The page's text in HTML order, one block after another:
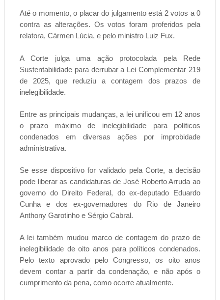
Até o momento, o placar do julgamento está 2 votos a 0
contra as alterações. Os votos foram proferidos pela
relatora, Cármen Lúcia, e pelo ministro Luiz Fux.
A Corte julga uma ação protocolada pela Rede
Sustentabilidade para derrubar a Lei Complementar 219
de 2025, que reduziu a contagem dos prazos de
inelegibilidade.
Entre as principais mudanças, a lei unificou em 12 anos
o prazo máximo de inelegibilidade para políticos
condenados em diversas ações por improbidade
administrativa.
Se esse dispositivo for validado pela Corte, a decisão
pode liberar as candidaturas de José Roberto Arruda ao
governo do Direito Federal, do ex-deputado Eduardo
Cunha e dos ex-governadores do Rio de Janeiro
Anthony Garotinho e Sérgio Cabral.
A lei também mudou marco de contagem do prazo de
inelegibilidade de oito anos para políticos condenados.
Pelo texto aprovado pelo Congresso, os oito anos
devem contar a partir da condenação, e não após o
cumprimento da pena, como ocorre atualmente.